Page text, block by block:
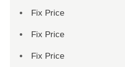
Fix Price
Fix Price
Fix Price